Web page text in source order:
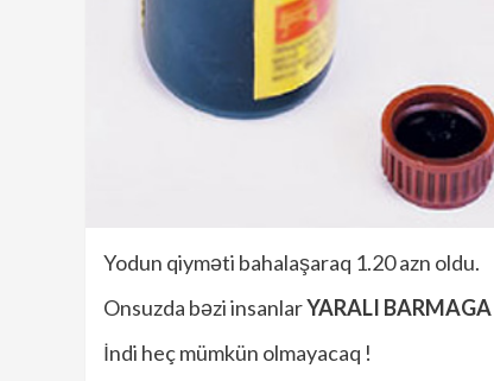
Yodun qiyməti bahalaşaraq 1.20 azn oldu.
Onsuzda bəzi insanlarYARALI BARMAGA
İndi heç mümkün olmayacaq !